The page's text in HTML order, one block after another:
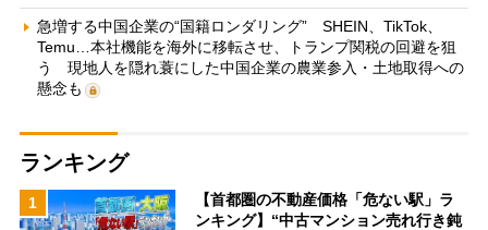
急増する中国企業の“国籍ロンダリング” SHEIN、TikTok、
Temu…本社機能を海外に移転させ、トランプ関税の回避を狙
う 現地人を隠れ蓑にした中国企業の農業参入・土地取得への
懸念も
ランキング
1
【首都圏の不動産価格「危ない駅」ラ
ンキング】“中古マンション売れ行き鈍